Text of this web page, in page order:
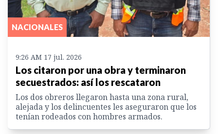
NACIONALES
9:26 AM 17 jul. 2026
Los citaron por una obra y terminaron
secuestrados: así los rescataron
Los dos obreros llegaron hasta una zona rural,
alejada y los delincuentes les aseguraron que los
tenían rodeados con hombres armados.